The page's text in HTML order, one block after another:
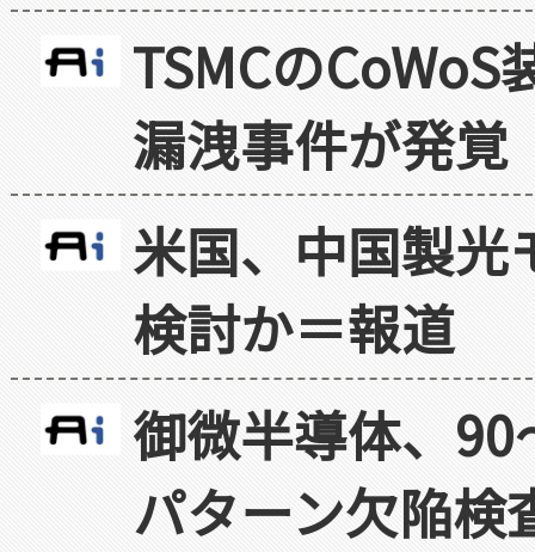
TSMCの
漏洩事件が発覚
米国、中国製光
検討か＝報道
御微半導体、
パターン欠陥検